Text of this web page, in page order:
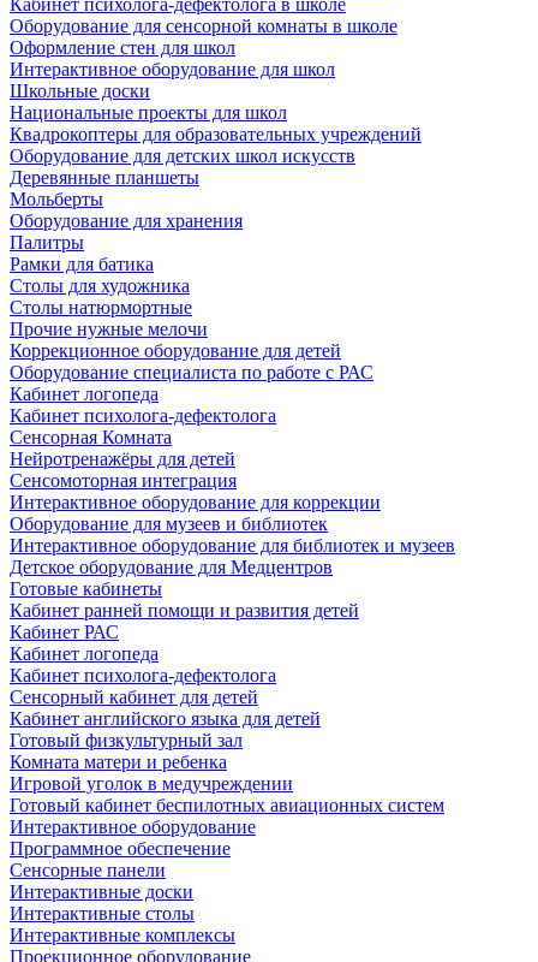
Кабинет психолога-дефектолога в школе
Оборудование для сенсорной комнаты в школе
Оформление стен для школ
Интерактивное оборудование для школ
Школьные доски
Национальные проекты для школ
Квадрокоптеры для образовательных учреждений
Оборудование для детских школ искусств
Деревянные планшеты
Мольберты
Оборудование для хранения
Палитры
Рамки для батика
Столы для художника
Столы натюрмортные
Прочие нужные мелочи
Коррекционное оборудование для детей
Оборудование специалиста по работе с РАС
Кабинет логопеда
Кабинет психолога-дефектолога
Сенсорная Комната
Нейротренажёры для детей
Сенсомоторная интеграция
Интерактивное оборудование для коррекции
Оборудование для музеев и библиотек
Интерактивное оборудование для библиотек и музеев
Детское оборудование для Медцентров
Готовые кабинеты
Кабинет ранней помощи и развития детей
Кабинет РАС
Кабинет логопеда
Кабинет психолога-дефектолога
Сенсорный кабинет для детей
Кабинет английского языка для детей
Готовый физкультурный зал
Комната матери и ребенка
Игровой уголок в медучреждении
Готовый кабинет беспилотных авиационных систем
Интерактивное оборудование
Программное обеспечение
Сенсорные панели
Интерактивные доски
Интерактивные столы
Интерактивные комплексы
Проекционное оборудование